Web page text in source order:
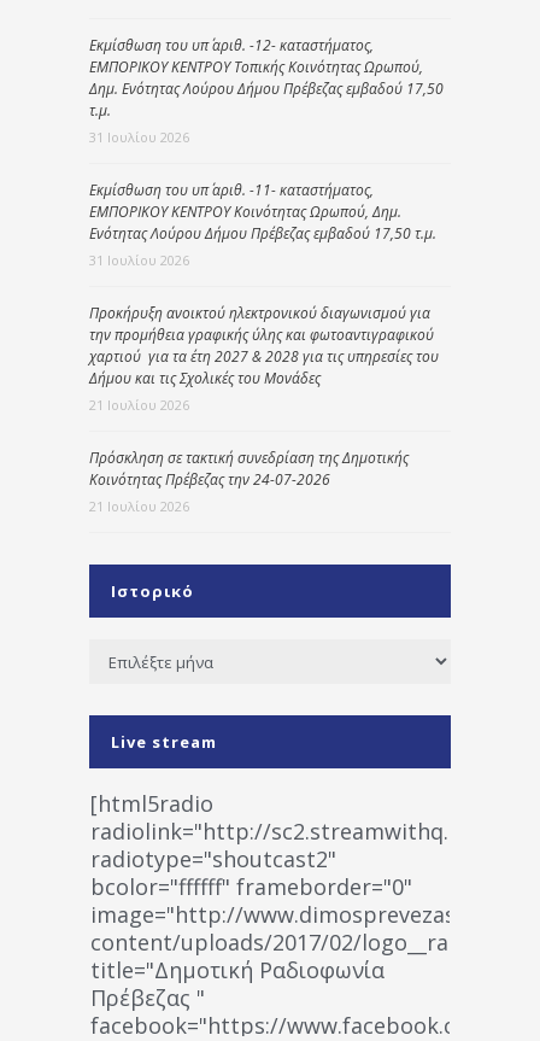
Εκμίσθωση του υπ΄ αριθ. -12- καταστήματος,
ΕΜΠΟΡΙΚΟΥ ΚΕΝΤΡΟΥ Τοπικής Κοινότητας Ωρωπού,
Δημ. Ενότητας Λούρου Δήμου Πρέβεζας εμβαδού 17,50
τ.μ.
31 Ιουλίου 2026
Εκμίσθωση του υπ΄ αριθ. -11- καταστήματος,
ΕΜΠΟΡΙΚΟΥ ΚΕΝΤΡΟΥ Κοινότητας Ωρωπού, Δημ.
Ενότητας Λούρου Δήμου Πρέβεζας εμβαδού 17,50 τ.μ.
31 Ιουλίου 2026
Προκήρυξη ανοικτού ηλεκτρονικού διαγωνισμού για
την προμήθεια γραφικής ύλης και φωτοαντιγραφικού
χαρτιού για τα έτη 2027 & 2028 για τις υπηρεσίες του
Δήμου και τις Σχολικές του Μονάδες
21 Ιουλίου 2026
Πρόσκληση σε τακτική συνεδρίαση της Δημοτικής
Κοινότητας Πρέβεζας την 24-07-2026
21 Ιουλίου 2026
Ιστορικό
Ιστορικό
Live stream
[html5radio
radiolink="http://
radiotype="shoutcast2"
bcolor="ffffff" frameborder="0"
image="http://www.dimosprevezas.gr/wp-
content/uploads/2017/02/
title="Δημοτική Ραδιοφωνία
Πρέβεζας "
facebook="https://www.facebook.com/